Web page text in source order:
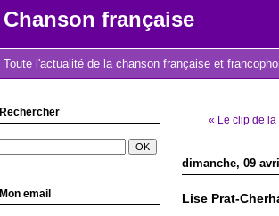
Chanson française
Toute l'actualité de la chanson française et
Rechercher
Mon email
« Le clip de la
dimanche, 09
Lise Prat-